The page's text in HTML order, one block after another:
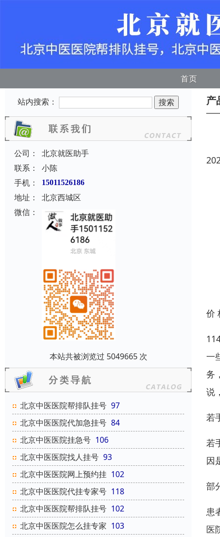
首页
站内搜索：
公司：
北京就医助手
联系：
小陈
手机：
15011526186
地址：
北京西城区
微信：
本站共被浏览过 5049665 次
北京中医医院帮排队挂号 97
北京中医医院代加急挂号 84
北京中医医院挂急号 106
北京中医医院找人挂号 93
北京中医医院网上预约挂 102
北京中医医院代挂专家号 118
北京中医医院帮排队挂号 102
北京中医医院怎么挂专家 103
产
价
一
务
说
若
若
因
部
患
医